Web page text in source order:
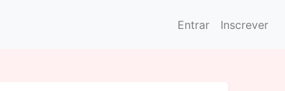
Entrar Inscrever